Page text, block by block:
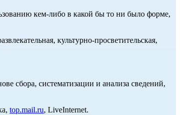
кем-либо в какой бы то ни было форме,
культурно-просветительская,
сбора, систематизации и анализа сведений,
top.mail.ru, LiveInternet.